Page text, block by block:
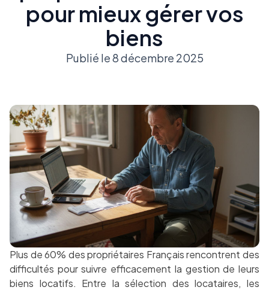
pour mieux gérer vos
biens
Publié le 8 décembre 2025
Plus de 60% des propriétaires Français rencontrent des
difficultés pour suivre efficacement la gestion de leurs
biens locatifs. Entre la sélection des locataires, les